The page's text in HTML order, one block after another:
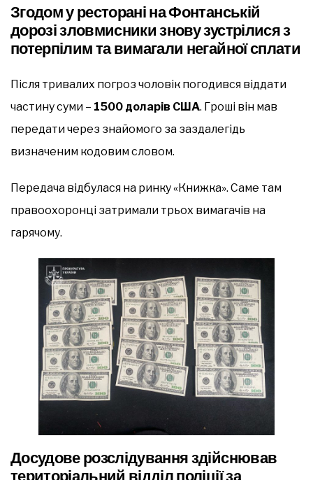
Згодом у ресторані на Фонтанській
дорозі зловмисники знову зустрілися з
потерпілим та вимагали негайної сплати
Після тривалих погроз чоловік погодився віддати
частину суми – 1500 доларів США. Гроші він мав
передати через знайомого за заздалегідь
визначеним кодовим словом.
Передача відбулася на ринку «Книжка». Саме там
правоохоронці затримали трьох вимагачів на
гарячому.
Досудове розслідування здійснював